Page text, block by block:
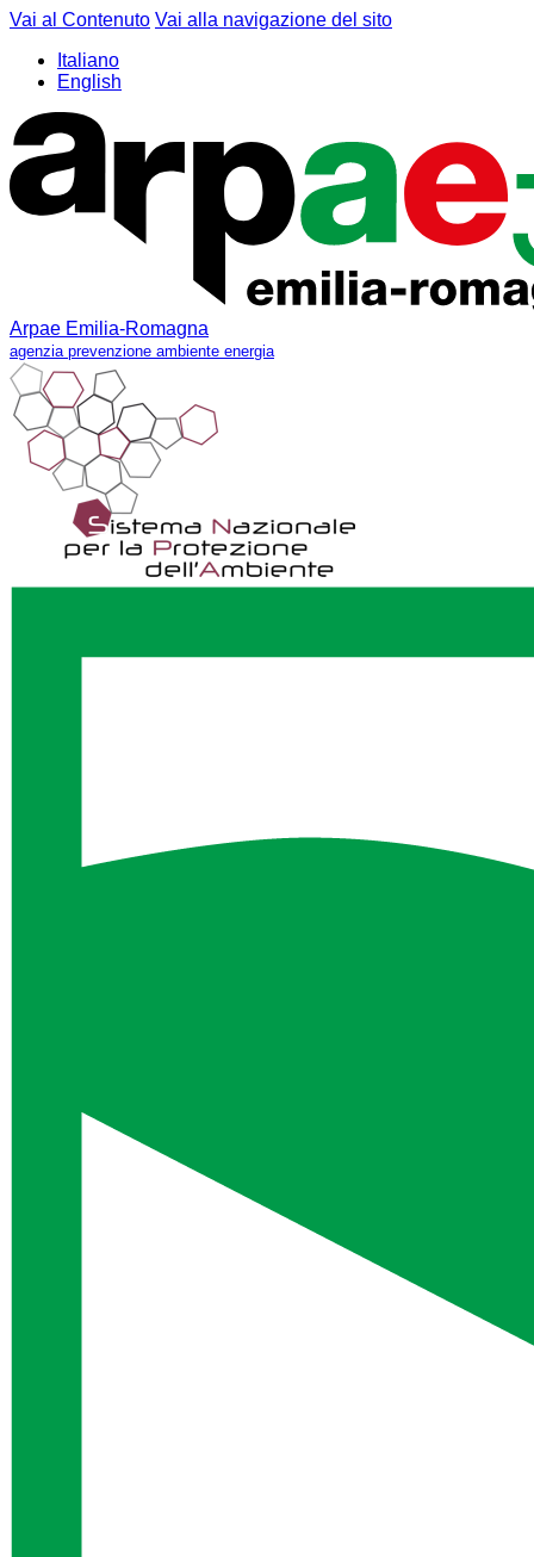
Vai al Contenuto Vai alla navigazione del sito
Italiano
English
Arpae Emilia-Romagna
agenzia prevenzione ambiente energia